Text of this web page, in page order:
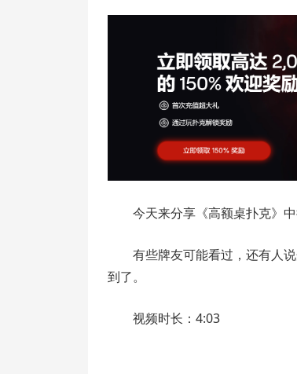
今天来分享《高额桌扑克》
有些牌友可能看过，还有人
到了。
视频时长：4:03